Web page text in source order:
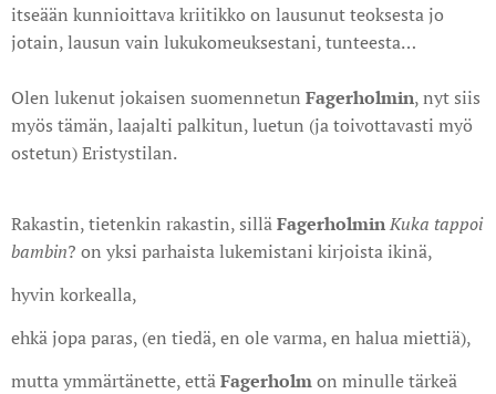
itseään kunnioittava kriitikko on lausunut teoksesta jo
jotain, lausun vain lukukomeuksestani, tunteesta…
Olen lukenut jokaisen suomennetun Fagerholmin, nyt siis
myös tämän, laajalti palkitun, luetun (ja toivottavasti myö
ostetun) Eristystilan.
Rakastin, tietenkin rakastin, silläFagerholminKuka tappoi
bambin? on yksi parhaista lukemistani kirjoista ikinä,
hyvin korkealla,
ehkä jopa paras, (en tiedä, en ole varma, en halua miettiä),
mutta ymmärtänette, ettäFagerholmon minulle tärkeä